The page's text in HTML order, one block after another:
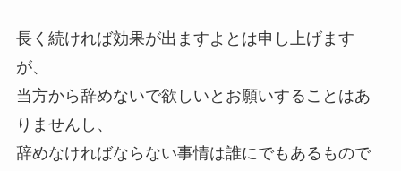
長く続ければ効果が出ますよとは申し上げます
が、
当方から辞めないで欲しいとお願いすることはあ
りませんし、
辞めなければならない事情は誰にでもあるもので